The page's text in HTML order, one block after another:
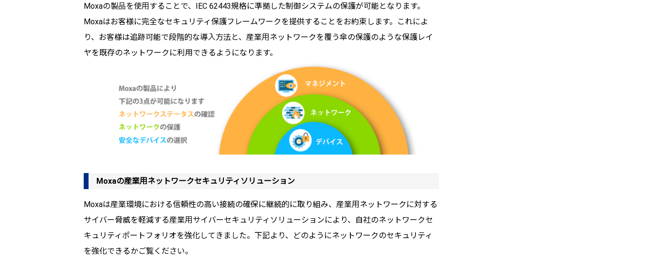
Moxaの製品を使用することで、IEC 62443規格に準拠した制御システムの保護が可能となります。
Moxaはお客様に完全なセキュリティ保護フレームワークを提供することをお約束します。これによ
り、お客様は追跡可能で段階的な導入方法と、産業用ネットワークを覆う傘の保護のよ う な保護レイ
ヤを既存のネットワークに利用できるようになります。
Moxaの産業用ネットワークセキュリティソリューション
Moxaは産業環境における信頼性の高い接続の確保に継続的に取り組み、産業用ネットワークに対する
サイバー脅威を軽減する産業用サイバーセキュリティソリューションにより、自社のネットワークセ
キュリティポートフォリオを強化してきました。下記より、どのようにネットワークのセキュリティ
を強化できるかご覧ください。